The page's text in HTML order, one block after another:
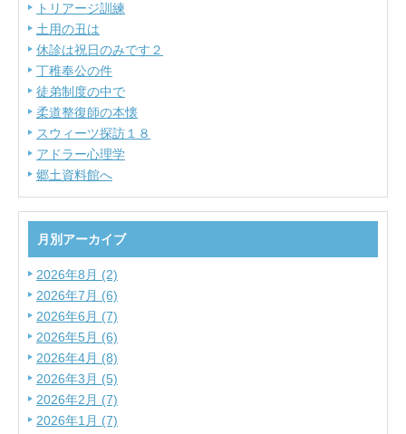
トリアージ訓練
土用の丑は
休診は祝日のみです２
丁稚奉公の件
徒弟制度の中で
柔道整復師の本懐
スウィーツ探訪１８
アドラー心理学
郷土資料館へ
月別アーカイブ
2026年8月 (2)
2026年7月 (6)
2026年6月 (7)
2026年5月 (6)
2026年4月 (8)
2026年3月 (5)
2026年2月 (7)
2026年1月 (7)